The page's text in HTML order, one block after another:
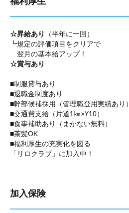
☆昇給あり
（半年に一回）
┗規定の評価項目をクリアで
翌月の基本給アップ！
☆賞与あり
■制服貸与あり
■退職金制度あり
■幹部候補採用（管理職登用実績あり）
■交通費支給（片道1㎞×¥10）
■食事補助あり（まかない無料）
■茶髪OK
■福利厚生の充実化を図る
「リロクラブ」に加入中！
加入保険